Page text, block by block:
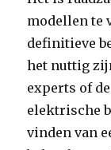
modellen te
definitieve
het nuttig
experts of
elektrische
vinden van